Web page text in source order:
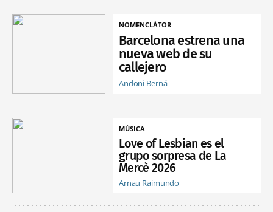
NOMENCLÁTOR
Barcelona estrena una
nueva web de su
callejero
Andoni Berná
MÚSICA
Love of Lesbian es el
grupo sorpresa de La
Mercè 2026
Arnau Raimundo